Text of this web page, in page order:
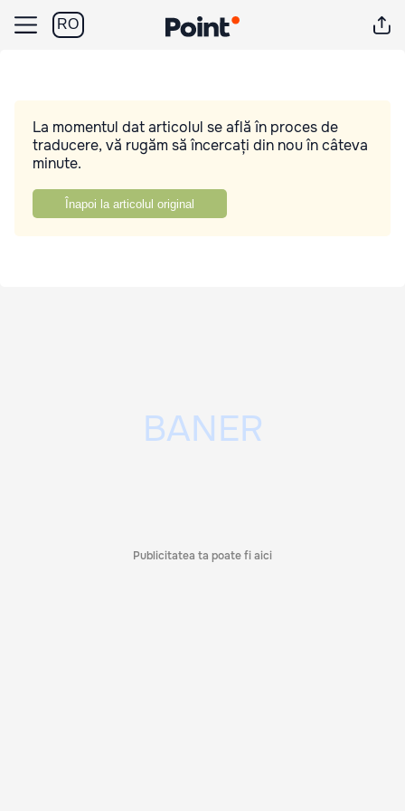
RO
La momentul dat articolul se află în proces de
traducere, vă rugăm să încercați din nou în câteva
minute.
Înapoi la articolul original
Publicitatea ta poate fi aici